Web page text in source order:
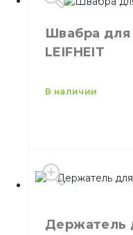
Производитель
Бренд
Швабра для
LEIFHEIT
в наличии
Держатель